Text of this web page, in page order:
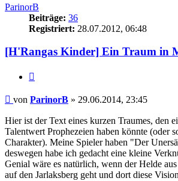
ParinorB
Beiträge: 36
Registriert: 28.07.2012, 06:48
[H'Rangas Kinder] Ein Traum in
Beitrag
von ParinorB » 29.06.2014, 23:45
Hier ist der Text eines kurzen Traumes, den
Talentwert Prophezeien haben könnte (oder
Charakter). Meine Spieler haben "Der
deswegen habe ich gedacht eine kleine
Genial wäre es natürlich, wenn der Helde
auf den Jarlaksberg geht und dort diese